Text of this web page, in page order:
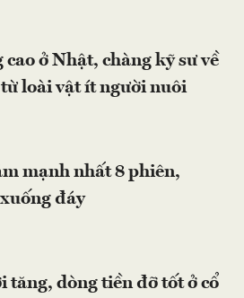
ở Nhật, chàng kỹ sư về
loài vật ít người nuôi
mạnh nhất 8 phiên,
đáy
tăng, dòng tiền đỡ tốt ở cổ